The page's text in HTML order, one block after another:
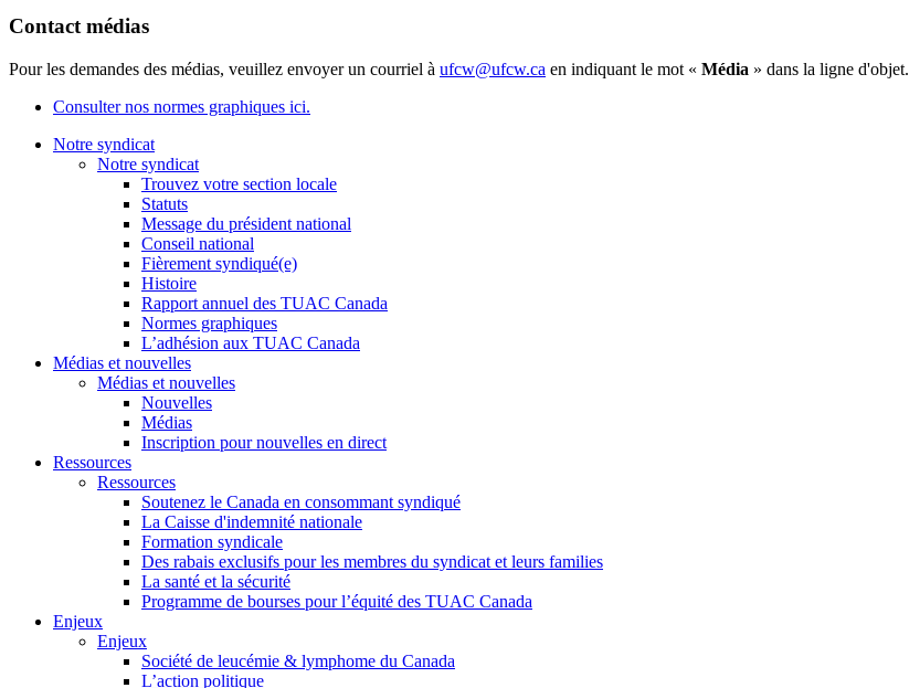
Contact médias
Pour les demandes des médias, veuillez envoyer un courriel à ufcw@ufcw.ca en indiquant le mot « Média » dans la ligne d'objet.
Consulter nos normes graphiques ici.
Notre syndicat
Notre syndicat
Trouvez votre section locale
Statuts
Message du président national
Conseil national
Fièrement syndiqué(e)
Histoire
Rapport annuel des TUAC Canada
Normes graphiques
L’adhésion aux TUAC Canada
Médias et nouvelles
Médias et nouvelles
Nouvelles
Médias
Inscription pour nouvelles en direct
Ressources
Ressources
Soutenez le Canada en consommant syndiqué
La Caisse d'indemnité nationale
Formation syndicale
Des rabais exclusifs pour les membres du syndicat et leurs families
La santé et la sécurité
Programme de bourses pour l’équité des TUAC Canada
Enjeux
Enjeux
Société de leucémie & lymphome du Canada
L’action politique